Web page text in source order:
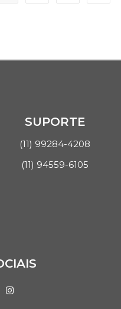
SUPORTE
(11) 99284-4208
(11) 94559-6105